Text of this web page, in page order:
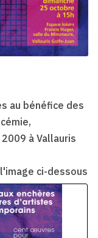
au bénéfice des
à Vallauris
ci-dessous